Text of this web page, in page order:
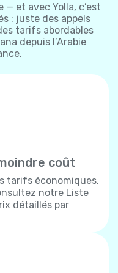
et avec Yolla, c’est
: juste des appels
tarifs abordables
depuis l’Arabie
coût
tarifs économiques,
notre Liste
détaillés par